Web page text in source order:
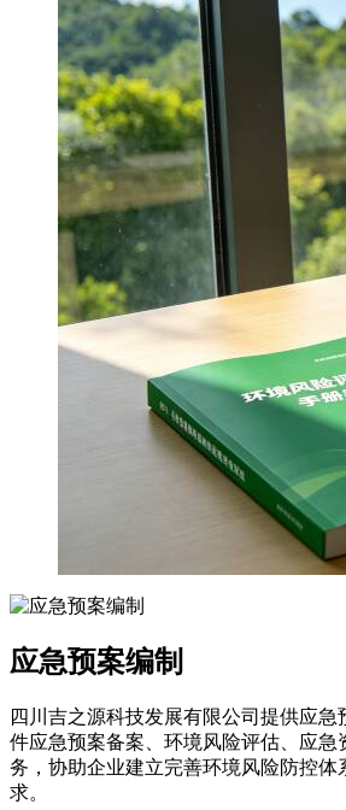
应急预案编制
四川吉之源科技发展有限公司提供应
件应急预案备案、环境风险评估、应急
务，协助企业建立完善环境风险防控体
求。